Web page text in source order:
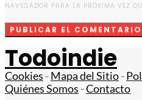
NAVEGADOR PARA LA PRÓXIMA VEZ
Todoindie
Cookies -Mapa del Sitio-
Quiénes Somos -Contacto